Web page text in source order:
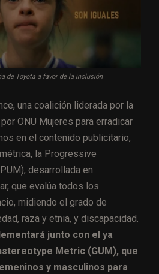
de Toyota a favor de la inclusión
una coalición liderada por la
ONU Mujeres para erradicar
en el contenido publicitario,
la Progressive
desarrollada en
que evalúa todos los
midiendo el grado de
raza y etnia, y discapacidad.
junto con el ya
Metric (GUM), que
y masculinos para